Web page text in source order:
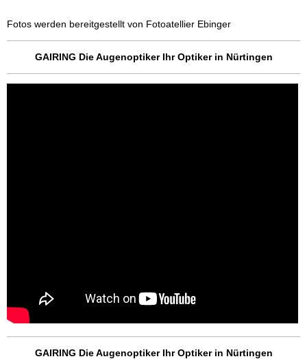
Fotos werden bereitgestellt von Fotoatellier Ebinger
GAIRING Die Augenoptiker Ihr Optiker in Nürtingen
GAIRING Die Augenoptiker Ihr Optiker in Nürtingen